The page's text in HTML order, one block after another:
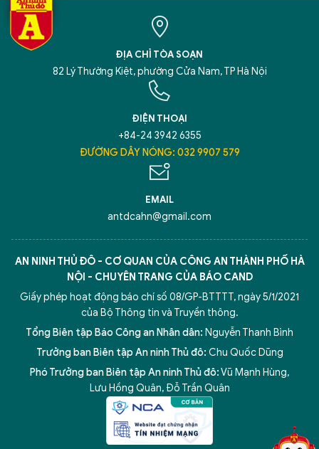
ĐỊA CHỈ TÒA SOẠN
82 Lý Thường Kiệt, phường Cửa Nam, TP Hà Nội
ĐIỆN THOẠI
+84-24 3942 6355
ĐƯỜNG DÂY NÓNG: 032 9907 579
EMAIL
antdcahn@gmail.com
AN NINH THỦ ĐÔ - CƠ QUAN CỦA CÔNG AN THÀNH PHỐ HÀ
NỘI - CHUYÊN TRANG CỦA BÁO CAND
Giấy phép hoạt động báo chí số 08/GP-BTTTT, ngày 5/1/2021
của Bộ Thông tin và Truyền thông.
Tổng Biên tập Báo Công an Nhân dân: Nguyễn Thanh Bình
Trưởng ban Biên tập An ninh Thủ đô: Chu Quốc Dũng
Phó Trưởng ban Biên tập An ninh Thủ đô:Vũ Mạnh Hùng,
Lưu Hồng Quân, Đỗ Trần Quân
5 điểm nghẽn của Hà Nội giải pháp xử lý điểm nghẽn của